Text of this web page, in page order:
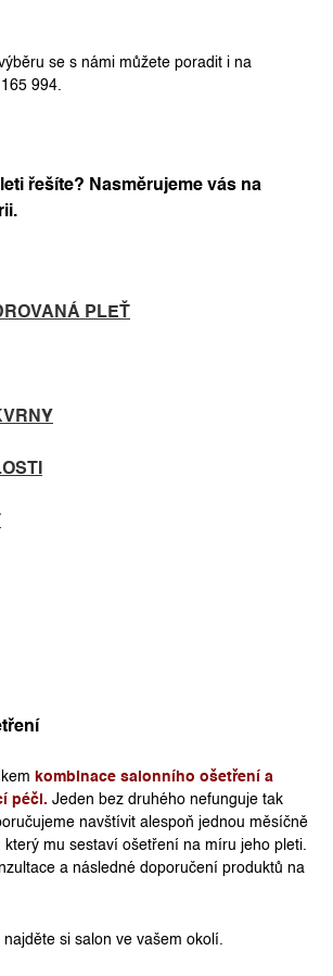
se s námi můžete poradit i na
994.
řešíte? Nasměrujeme vás na
PLEŤ
kombinace salonního ošetření a
péči. Jeden bez druhého nefunguje tak
navštívit alespoň jednou měsíčně
mu sestaví ošetření na míru jeho pleti.
a následné doporučení produktů na
si salon ve vašem okolí.